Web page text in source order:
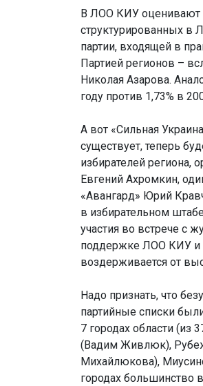
В ЛОО КИУ оценивают
структурированных в
партии, входящей в
Партией регионов –
Николая Азарова.
году против 1,73% в
А вот «Сильная
существует, теперь
избирателей региона,
Евгений Ахромкин,
«Авангард» Юрий
в избирательном
участия во встрече с
поддержке ЛОО КИУ и
воздерживается от
Надо признать, что
партийные списки
7 городах области (из
(Вадим Живлюк),
Михайлюкова),
городах большинство